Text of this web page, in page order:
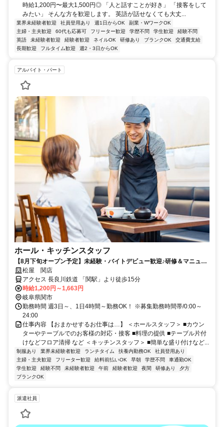
時給1,200円〜最大1,500円◎ 「人と話すことが好き」 「接客をして
みたい」 そんな方を歓迎します。 英語が話せなくても大丈...
業界未経験者歓迎 社員登用あり 週1日からOK
副業・WワークOK
主婦・主夫歓迎
60代も応募可 フリーター歓迎 学歴不問 学生歓迎
経験不問
英語
未経験者歓迎 経験者歓迎 ネイルOK 研修あり ブランクOK
交通費支給
長期歓迎
フルタイム歓迎 週2・3日からOK
アルバイト・パート
ホール・キッチンスタッフ
【8月下旬オープン予定】未経験・バイトデビュー歓迎♪研修＆マニュア
ル完備で安心♪土日手当あり！時給＋100円♪
松屋 関店
アクセス 長良川鉄道 「関駅」より徒歩15分
時給1,200円～1,663円
岐阜県関市
勤務時間 週3日～、1日4時間～勤務OK！ ※募集勤務時間帯/0:00～
24:00
仕事内容 【おまかせするお仕事は…】 ＜ホールスタッフ＞ ■カウン
ターやテーブルでのお客様の対応・接客 ■料理の提供 ■テーブル片付
けなどフロア清掃 など ＜キッチンスタッフ＞ ■簡単な盛り付けなど...
制服あり 業界未経験者歓迎 ランチタイム 扶養内勤務OK
社員登用あり
主婦・主夫歓迎
フリーター歓迎 給料前払いOK 早朝 学歴不問
車通勤OK
学生歓迎
経験不問 未経験者歓迎 午前 経験者歓迎 夜間 研修あり
夕方
ブランクOK
派遣社員